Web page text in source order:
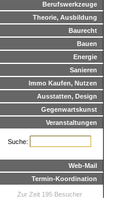
Berufswerkzeuge
Theorie, Ausbildung
Baurecht
Bauen
Energie
Sanieren
Immo Kaufen, Nutzen
Ausstatten, Design
Gegenwartskunst
Veranstaltungen
Suche:
Web-Mail
Termin-Koordination
Zur Zeit 195 Besucher